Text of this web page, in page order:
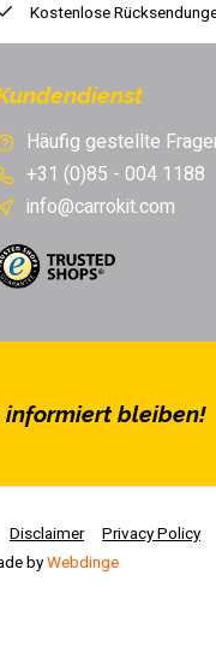
Kostenlose
Häufig gestellte
+31 (0)85 - 004 1188
info@carrokit.com
informiert bleiben!
Disclaimer Privacy Policy
byWebdinge